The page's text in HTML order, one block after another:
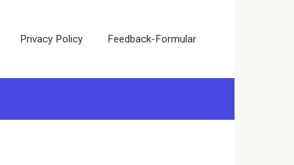
Privacy Policy Feedback-Formular